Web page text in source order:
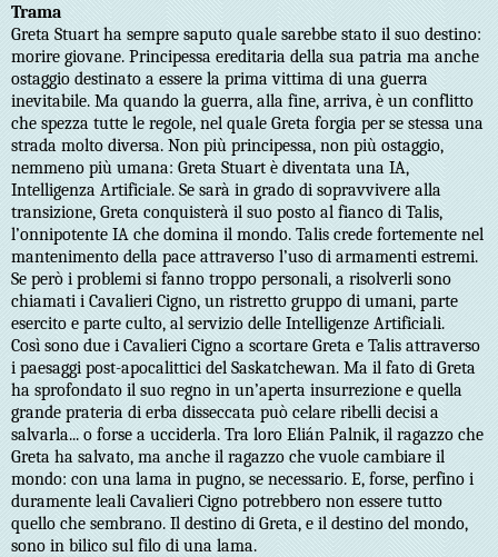
Trama
Greta Stuart ha sempre saputo quale sarebbe stato il suo destino:
morire giovane. Principessa ereditaria della sua patria ma anche
ostaggio destinato a essere la prima vittima di una guerra
inevitabile. Ma quando la guerra, alla fine, arriva, è un conflitto
che spezza tutte le regole, nel quale Greta forgia per se stessa una
strada molto diversa. Non più principessa, non più ostaggio,
nemmeno più umana: Greta Stuart è diventata una IA,
Intelligenza Artificiale. Se sarà in grado di sopravvivere alla
transizione, Greta conquisterà il suo posto al fianco di Talis,
l’onnipotente IA che domina il mondo. Talis crede fortemente nel
mantenimento della pace attraverso l’uso di armamenti estremi.
Se però i problemi si fanno troppo personali, a risolverli sono
chiamati i Cavalieri Cigno, un ristretto gruppo di umani, parte
esercito e parte culto, al servizio delle Intelligenze Artificiali.
Così sono due i Cavalieri Cigno a scortare Greta e Talis attraverso
i paesaggi post-apocalittici del Saskatchewan. Ma il fato di Greta
ha sprofondato il suo regno in un’aperta insurrezione e quella
grande prateria di erba disseccata può celare ribelli decisi a
salvarla... o forse a ucciderla. Tra loro Elián Palnik, il ragazzo che
Greta ha salvato, ma anche il ragazzo che vuole cambiare il
mondo: con una lama in pugno, se necessario. E, forse, perfino i
duramente leali Cavalieri Cigno potrebbero non essere tutto
quello che sembrano. Il destino di Greta, e il destino del mondo,
sono in bilico sul filo di una lama.